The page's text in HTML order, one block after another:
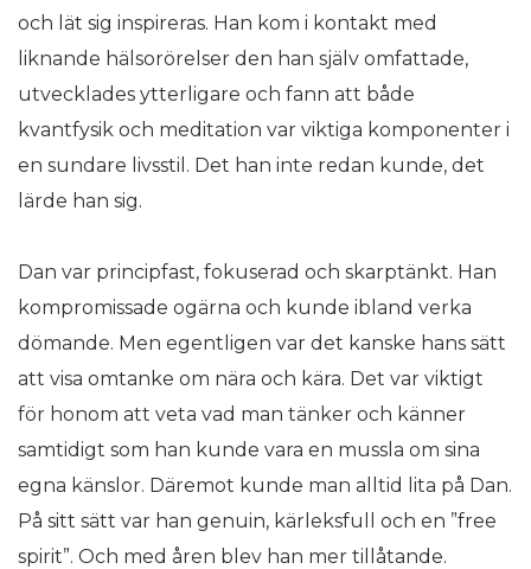
och lät sig inspireras. Han kom i kontakt med
liknande hälsorörelser den han själv omfattade,
utvecklades ytterligare och fann att både
kvantfysik och meditation var viktiga komponenter i
en sundare livsstil. Det han inte redan kunde, det
lärde han sig.
Dan var principfast, fokuserad och skarptänkt. Han
kompromissade ogärna och kunde ibland verka
dömande. Men egentligen var det kanske hans sätt
att visa omtanke om nära och kära. Det var viktigt
för honom att veta vad man tänker och känner
samtidigt som han kunde vara en mussla om sina
egna känslor. Däremot kunde man alltid lita på Dan.
På sitt sätt var han genuin, kärleksfull och en ”free
spirit”. Och med åren blev han mer tillåtande.